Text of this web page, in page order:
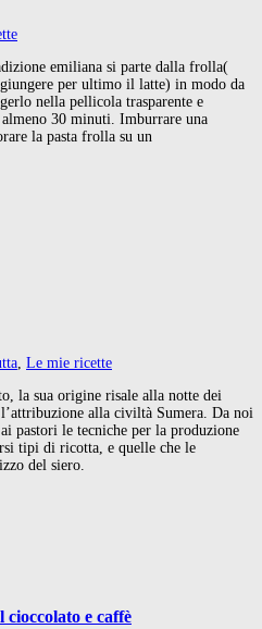
emiliana si parte dalla frolla(
per ultimo il latte) in modo da
nella pellicola trasparente e
30 minuti. Imburrare una
la pasta frolla su un
Le mie ricette
la sua origine risale alla notte dei
alla civiltà Sumera. Da noi
pastori le tecniche per la produzione
tipi di ricotta, e quelle che le
del siero.
e caffè